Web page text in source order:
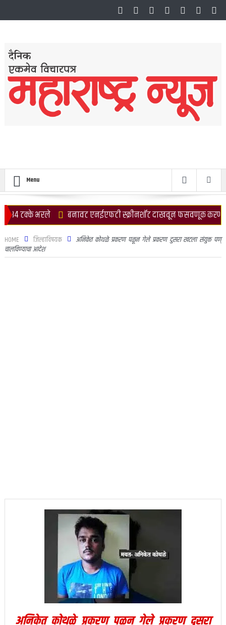
Menu
भरले बनावट एनईएफटी स्क्रीनशॉट दाखवून फसवणूक करणारा अटकेत
HOME जिल्हाविषयक
अनिकेत कोथळे प्रकरण पळून गेले प्रकरण दुसरा खटला संयुक्त पण्
चालविण्याचा आदेश
अनिकेत कोथळे प्रकरण पळून गेले प्रकरण दुसरा